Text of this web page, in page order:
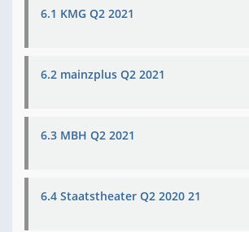
6.1 KMG Q2 2021
6.2 mainzplus Q2 2021
6.3 MBH Q2 2021
6.4 Staatstheater Q2 2020 21